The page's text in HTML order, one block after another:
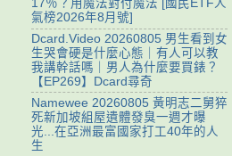
17％？用魔法對付魔法 [國民ETF人
氣榜2026年8月號]
Dcard.Video 20260805 男生看到女
生哭會硬是什麼心態｜有人可以教
我講幹話嗎｜男人為什麼要買錶？
【EP269】Dcard尋奇
Namewee 20260805 黃明志二舅猝
死新加坡組屋遺體發臭一週才曝
光...在亞洲最富國家打工40年的人
生